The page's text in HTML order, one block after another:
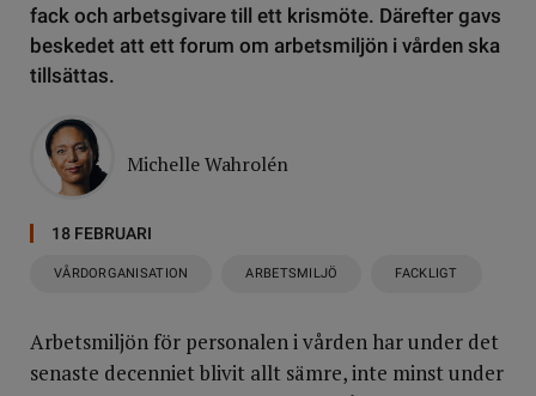
fack och arbetsgivare till ett krismöte. Därefter gavs
beskedet att ett forum om arbetsmiljön i vården ska
tillsättas.
Michelle Wahrolén
18 FEBRUARI
VÅRDORGANISATION ARBETSMILJÖ FACKLIGT
Arbetsmiljön för personalen i vården har under det
senaste decenniet blivit allt sämre, inte minst under